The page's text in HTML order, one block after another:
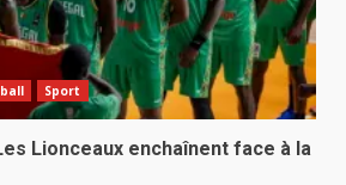
Sport
Lionceaux enchaînent face à la